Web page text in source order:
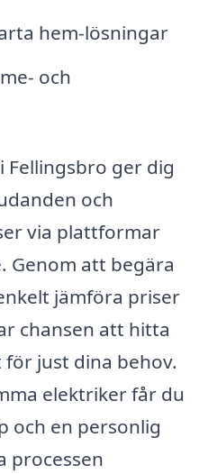
hem-lösningar
och
Fellingsbro ger dig
och
via plattformar
Genom att begära
jämföra priser
chansen att hitta
just dina behov.
elektriker får du
och en personlig
processen